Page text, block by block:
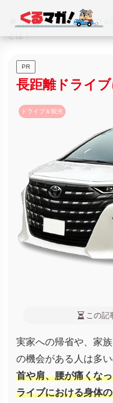
ホーム ドライブ＆
とは？
PR
長距離ドライ
ドライブ＆観光
この記
実家への帰省や、家
の機会がある人は多
首や肩、腰が痛くな
ライブにおける身体